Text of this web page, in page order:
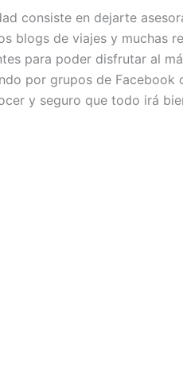
consiste en dejarte
blogs de viajes y muchas
para poder disfrutar al
por grupos de
y seguro que todo irá